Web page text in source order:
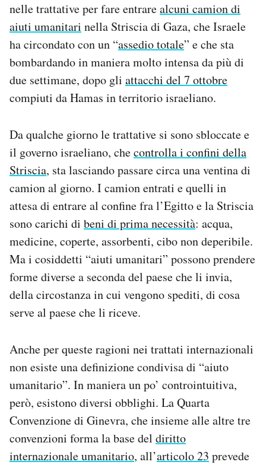
CALENDARIO
AREA PERSONALE
Area Personale
Newsletter
Hai bisogno di aiuto?
Esci
nelle trattative per fare entrarealcuni camion di
aiuti umanitari nella Striscia di Gaza, che Israele
ha circondato con un “assedio totale” e che sta
bombardando in maniera molto intensa da più di
due settimane, dopo gli attacchi del 7 ottobre
compiuti da Hamas in territorio israeliano.
Da qualche giorno le trattative si sono sbloccate e
il governo israeliano, checontrolla i confini della
Striscia, sta lasciando passare circa una ventina di
camion al giorno. I camion entrati e quelli in
attesa di entrare al confine fra l’Egitto e la Striscia
sono carichi di beni di prima necessità: acqua,
medicine, coperte, assorbenti, cibo non deperibile.
Ma i cosiddetti “aiuti umanitari” possono prendere
forme diverse a seconda del paese che li invia,
della circostanza in cui vengono spediti, di cosa
serve al paese che li riceve.
Anche per queste ragioni nei trattati internazionali
non esiste una definizione condivisa di “aiuto
umanitario”. In maniera un po’ controintuitiva,
però, esistono diversi obblighi. La Quarta
Convenzione di Ginevra, che insieme alle altre tre
convenzioni forma la base del diritto
internazionale umanitario, all’articolo 23 prevede